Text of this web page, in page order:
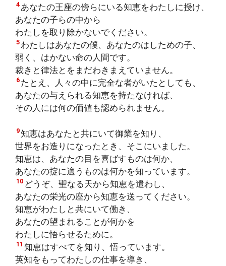
4 あなたの王座の傍らにいる知恵をわたしに授け、
あなたの子らの中から
わたしを取り除かないでください。
5わたしはあなたの僕、あなたのはしための子、
弱く、はかない命の人間です。
裁きと律法とをまだわきまえていません。
6 たとえ、人々の中に完全な者がいたとしても、
あなたの与えられる知恵を持たなければ、
その人には何の価値も認められません。
9知恵はあなたと共にいて御業を知り、
世界をお造りになったとき、そこにいました。
知恵は、あなたの目を喜ばすものは何か、
あなたの掟に適うものは何かを知っています。
10 どうぞ、聖なる天から知恵を遣わし、
あなたの栄光の座から知恵を送ってください。
知恵がわたしと共にいて働き、
あなたの望まれることが何かを
わたしに悟らせるために。
11 知恵はすべてを知り、悟っています。
英知をもってわたしの仕事を導き、